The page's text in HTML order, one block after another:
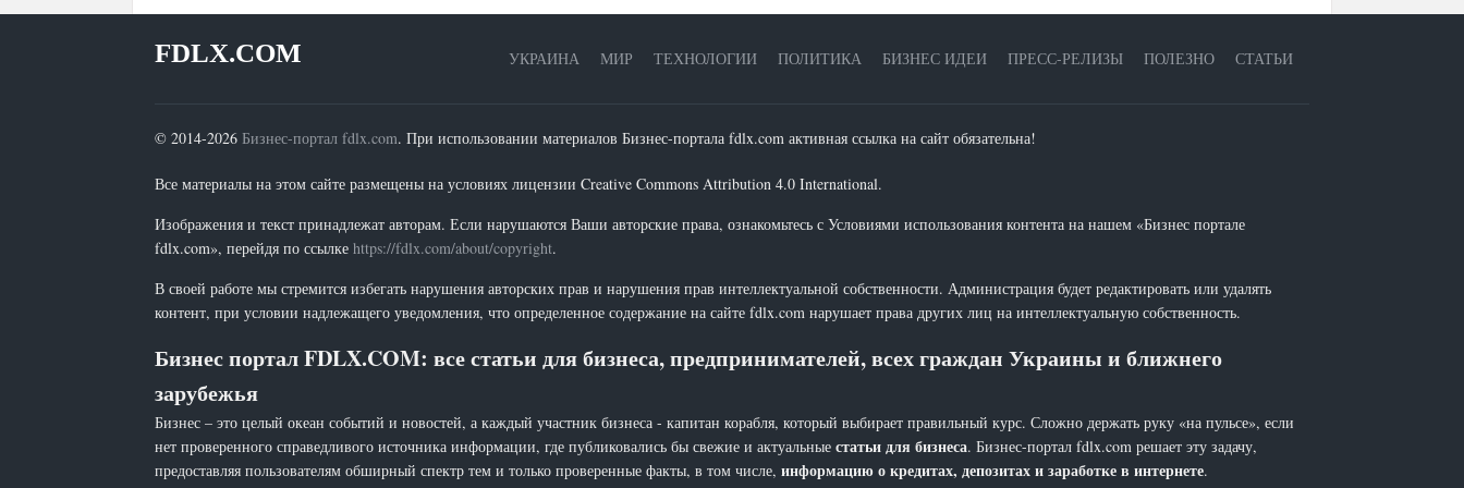
УКРАИНА МИР ТЕХНОЛОГИИ ПОЛИТИКА БИЗНЕС ИДЕИ ПРЕСС-РЕЛИЗЫ ПОЛЕЗНО СТАТЬИ
FDLX.COM
© 2014-2026 Бизнес-портал fdlx.com. При использовании материалов Бизнес-портала fdlx.com активная ссылка на сайт обязательна!
Все материалы на этом сайте размещены на условиях лицензии Creative Commons Attribution 4.0 International.
Изображения и текст принадлежат авторам. Если нарушаются Ваши авторские права, ознакомьтесь с Условиями использования контента на нашем «Бизнес портале
fdlx.com», перейдя по ссылке https://fdlx.com/about/copyright.
В своей работе мы стремится избегать нарушения авторских прав и нарушения прав интеллектуальной собственности. Администрация будет редактировать или удалять
контент, при условии надлежащего уведомления, что определенное содержание на сайте fdlx.com нарушает права других лиц на интеллектуальную собственность.
Бизнес портал FDLX.COM: все статьи для бизнеса, предпринимателей, всех граждан Украины и ближнего
зарубежья
Бизнес – это целый океан событий и новостей, а каждый участник бизнеса - капитан корабля, который выбирает правильный курс. Сложно держать руку «на пульсе», если
нет проверенного справедливого источника информации, где публиковались бы свежие и актуальные статьи для бизнеса. Бизнес-портал fdlx.com решает эту задачу,
предоставляя пользователям обширный спектр тем и только проверенные факты, в том числе, информацию о кредитах, депозитах и заработке в интернете.